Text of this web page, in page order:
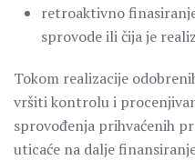
retroaktivno
sprovode ili čija je
Tokom realizacije
vršiti kontrolu i
sprovođenja prihvaćenih
uticaće na dalje